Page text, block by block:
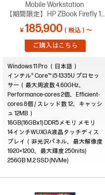
Mobile Workstation
【期間限定】HP ZBook Firefly 14
inch G10 (UMA)ハイブリッドワー
クはこれでよかろーもん！蒼空の
キャンペーン
￥185,900（税込）～
ご購入はこちら
Windows 11 Pro （日本語）
インテル® Core™ i5-1335U プロセッ
サー（最大周波数 4.60GHz、
Performance-cores 2個、Efficient-
cores 8個 / スレッド数 12、キャッシ
ュ 12MB）
16GB(16GBx1) DDR5メモリ
14インチWUXGA液晶タッチディス
プレイ（非光沢パネル、最大解像度
1920×1200、最大輝度 250nits)
256GB M.2 SSD (NVMe)